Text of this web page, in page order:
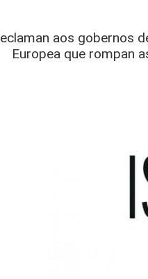
aos gobernos
Europea que rompan